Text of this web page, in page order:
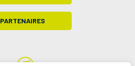
PARTENAIRES